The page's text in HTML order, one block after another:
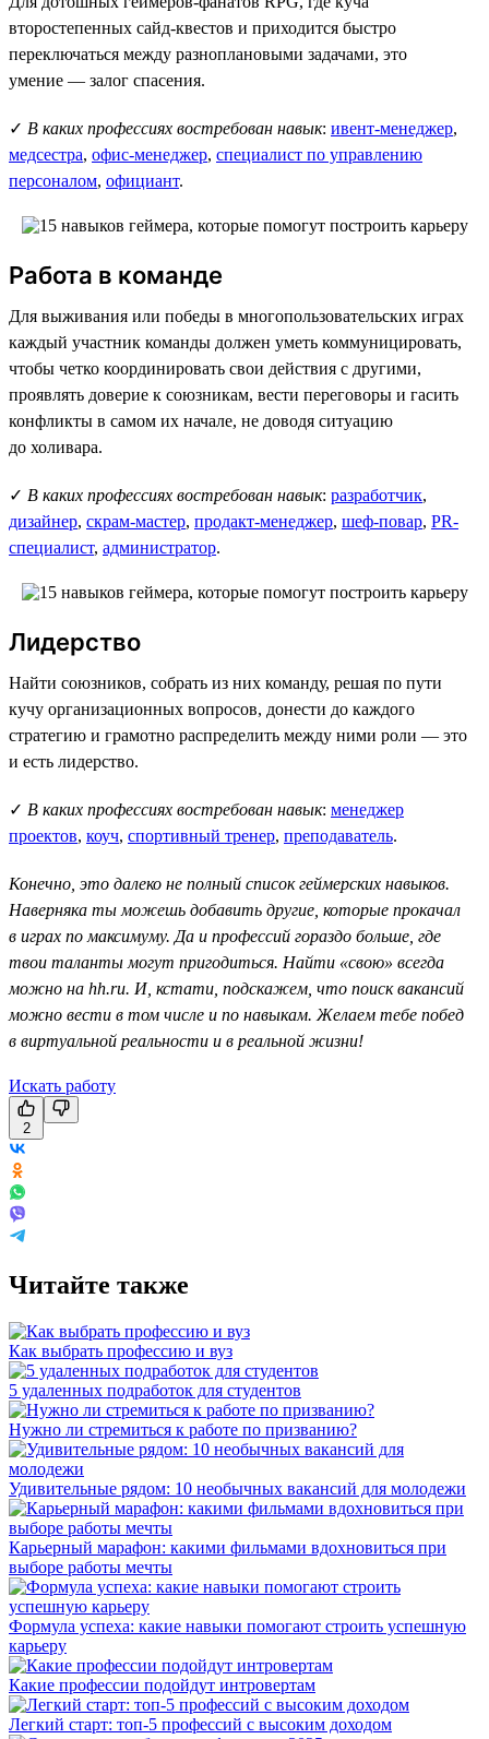
второстепенных сайд-квестов и приходится быстро
переключаться между разноплановыми задачами, это
умение — залог спасения.
✓ В каких профессиях востребован навык: ивент-менеджер,
медсестра, офис-менеджер, специалист по управлению
персоналом, официант.
Работа в команде
Для выживания или победы в многопользовательских играх
каждый участник команды должен уметь коммуницировать,
чтобы четко координировать свои действия с другими,
проявлять доверие к союзникам, вести переговоры и гасить
конфликты в самом их начале, не доводя ситуацию
до холивара.
✓ В каких профессиях востребован навык: разработчик,
дизайнер, скрам-мастер, продакт-менеджер, шеф-повар, PR-
специалист, администратор.
Лидерство
Найти союзников, собрать из них команду, решая по пути
кучу организационных вопросов, донести до каждого
стратегию и грамотно распределить между ними роли — это
и есть лидерство.
✓ В каких профессиях востребован навык: менеджер
проектов, коуч, спортивный тренер, преподаватель.
Конечно, это далеко не полный список геймерских навыков.
Наверняка ты можешь добавить другие, которые прокачал
в играх по максимуму. Да и профессий гораздо больше, где
твои таланты могут пригодиться. Найти «свою» всегда
можно на hh.ru. И, кстати, подскажем, что поиск вакансий
можно вести в том числе и по навыкам. Желаем тебе побед
в виртуальной реальности и в реальной жизни!
Искать работу
2
Читайте также
Как выбрать профессию и вуз
5 удаленных подработок для студентов
Нужно ли стремиться к работе по призванию?
Удивительные рядом: 10 необычных вакансий для молодежи
Карьерный марафон: какими фильмами вдохновиться при
выборе работы мечты
Формула успеха: какие навыки помогают строить успешную
карьеру
Какие профессии подойдут интровертам
Легкий старт: топ-5 профессий с высоким доходом